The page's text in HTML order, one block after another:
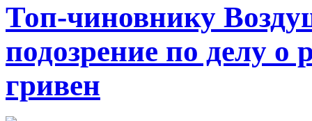
Топ-чиновнику
подозрение по делу о
гривен